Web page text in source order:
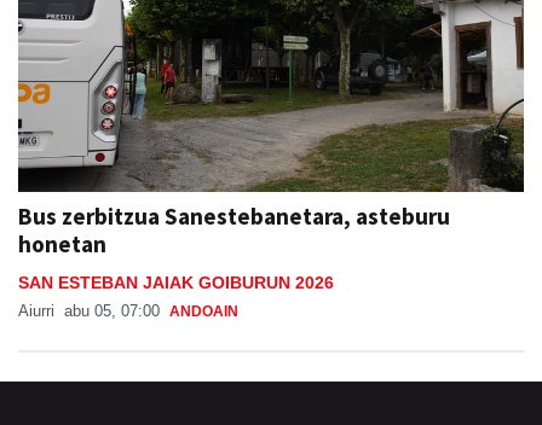
Bus zerbitzua Sanestebanetara, asteburu
honetan
SAN ESTEBAN JAIAK GOIBURUN 2026
Aiurri abu 05, 07:00 ANDOAIN